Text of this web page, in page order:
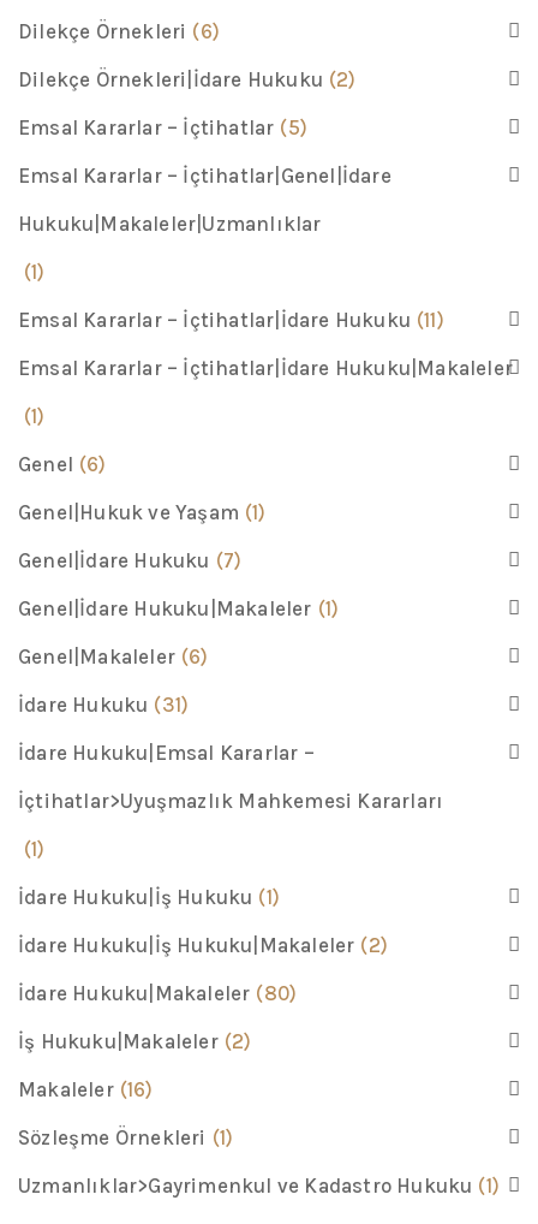
Dilekçe Örnekleri (6)
Dilekçe Örnekleri|İdare Hukuku (2)
Emsal Kararlar – İçtihatlar (5)
Emsal Kararlar – İçtihatlar|Genel|İdare
Hukuku|Makaleler|Uzmanlıklar
(1)
Emsal Kararlar – İçtihatlar|İdare Hukuku (11)
Emsal Kararlar – İçtihatlar|İdare Hukuku|Makaleler
(1)
Genel (6)
Genel|Hukuk ve Yaşam (1)
Genel|İdare Hukuku (7)
Genel|İdare Hukuku|Makaleler (1)
Genel|Makaleler (6)
İdare Hukuku (31)
İdare Hukuku|Emsal Kararlar –
İçtihatlar>Uyuşmazlık Mahkemesi Kararları
(1)
İdare Hukuku|İş Hukuku (1)
İdare Hukuku|İş Hukuku|Makaleler (2)
İdare Hukuku|Makaleler (80)
İş Hukuku|Makaleler (2)
Makaleler (16)
Sözleşme Örnekleri (1)
Uzmanlıklar>Gayrimenkul ve Kadastro Hukuku (1)